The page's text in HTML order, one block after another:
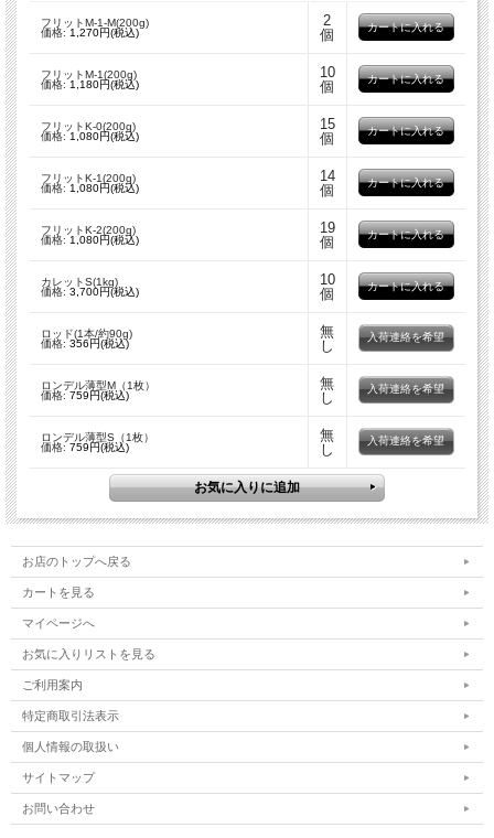
フリットM-1-M(200g)
価格: 1,270円(税込)
2
個
フリットM-1(200g)
価格: 1,180円(税込)
10
個
フリットK-0(200g)
価格: 1,080円(税込)
15
個
フリットK-1(200g)
価格: 1,080円(税込)
14
個
フリットK-2(200g)
価格: 1,080円(税込)
19
個
カレットS(1kg)
価格: 3,700円(税込)
10
個
ロッド(1本/約90g)
価格: 356円(税込)
無
し
入荷連絡を希望
ロンデル薄型M（1枚）
価格: 759円(税込)
無
し
入荷連絡を希望
ロンデル薄型S（1枚）
価格: 759円(税込)
無
し
入荷連絡を希望
お店のトップへ戻る
カートを見る
マイページへ
お気に入りリストを見る
ご利用案内
特定商取引法表示
個人情報の取扱い
サイトマップ
お問い合わせ